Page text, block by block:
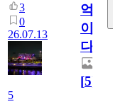
3
0
26.07.13
5
억
이
다.
[5]